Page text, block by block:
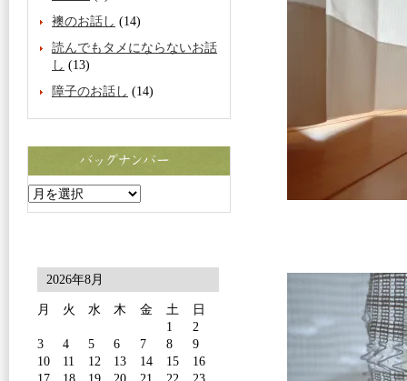
襖のお話し (14)
読んでもタメにならないお話
し (13)
障子のお話し (14)
2026年8月
月 火 水 木 金 土
日
1
2
3
4 5 6 7 8
9
10
11 12 13 14 15
16